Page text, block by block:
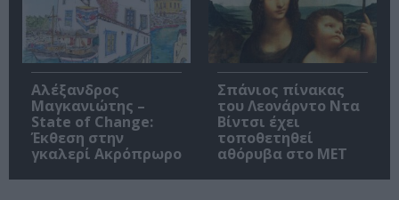
Αλέξανδρος
Μαγκανιώτης –
State of Change:
Έκθεση στην
γκαλερί Ακρόπρωρο
Σπάνιος πίνακας
του Λεονάρντο Ντα
Βίντσι έχει
τοποθετηθεί
αθόρυβα στο MET